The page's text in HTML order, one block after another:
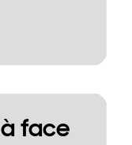
face